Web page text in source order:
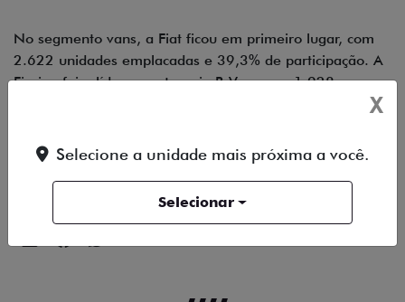
No segmento vans, a Fiat ficou em primeiro lugar, com
2.622 unidades emplacadas e 39,3% de participação. A
Fiorino foi a líder na categoria B-Van, com 1.928
volume do modelo no ano.
X
Selecione a unidade mais próxima a você.
Selecionar